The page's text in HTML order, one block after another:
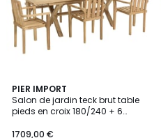
PIER IMPORT
Salon de jardin teck brut table
pieds en croix 180/240 + 6
1709,00 €